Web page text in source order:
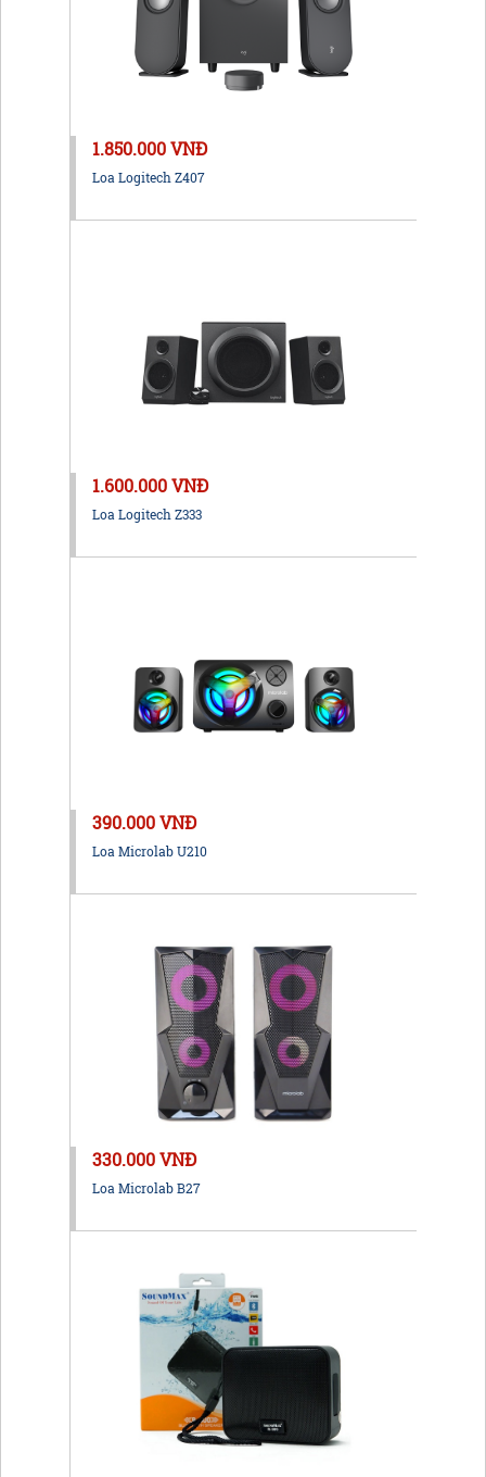
1.850.000 VNĐ
Loa Logitech Z407
1.600.000 VNĐ
Loa Logitech Z333
390.000 VNĐ
Loa Microlab U210
330.000 VNĐ
Loa Microlab B27